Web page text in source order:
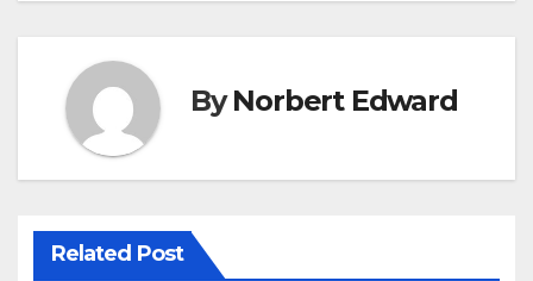
ByNorbert Edward
Related Post